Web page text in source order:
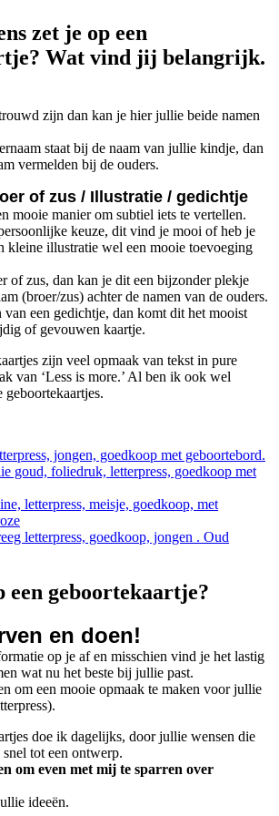
zet je op een
Wat vind jij belangrijk.
zijn dan kan je hier jullie beide namen
staat bij de naam van jullie kindje, dan
vermelden bij de ouders.
of zus / Illustratie / gedichtje
mooie manier om subtiel iets te vertellen.
keuze, dit vind je mooi of heb je
kleine illustratie wel een mooie toevoeging
of zus, dan kan je dit een bijzonder plekje
(broer/zus) achter de namen van de ouders.
een gedichtje, dan komt dit het mooist
of gevouwen kaartje.
zijn veel opmaak van tekst in pure
van ‘Less is more.’ Al ben ik ook wel
geboortekaartje?
en doen!
op je af en misschien vind je het lastig
wat nu het beste bij jullie past.
om een mooie opmaak te maken voor jullie
doe ik dagelijks, door jullie wensen die
tot een ontwerp.
om even met mij te sparren over
ideeën.